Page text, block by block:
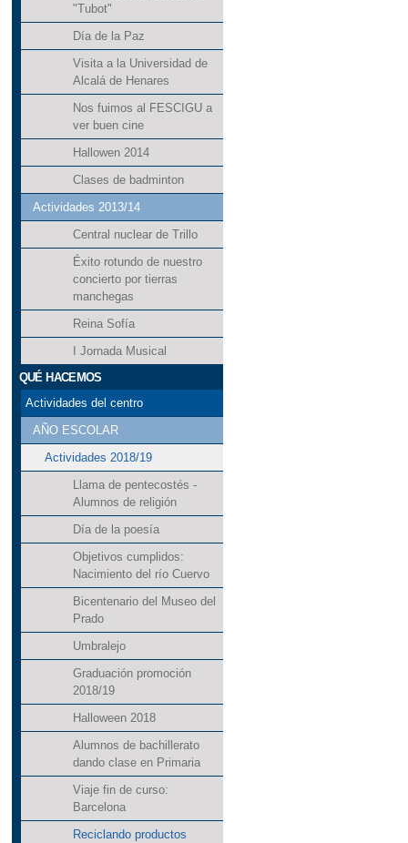
"Tubot"
Día de la Paz
Visita a la Universidad de
Alcalá de Henares
Nos fuimos al FESCIGU a
ver buen cine
Hallowen 2014
Clases de badminton
Actividades 2013/14
Central nuclear de Trillo
Éxito rotundo de nuestro
concierto por tierras
manchegas
Reina Sofía
I Jornada Musical
QUÉ HACEMOS
Actividades del centro
AÑO ESCOLAR
Actividades 2018/19
Llama de pentecostés -
Alumnos de religión
Día de la poesía
Objetivos cumplidos:
Nacimiento del río Cuervo
Bicentenario del Museo del
Prado
Umbralejo
Graduación promoción
2018/19
Halloween 2018
Alumnos de bachillerato
dando clase en Primaria
Viaje fin de curso:
Barcelona
Reciclando productos